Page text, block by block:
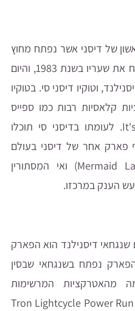
של דיסני אשר נפתח מחוץ
לגבולות ארצות הברית. הוא פתח את שעריו בשנת 1983, והיום
וטוקיו דיסני סי. בטוקיו
קלאסיות רבות כמו ספייס
מאונטיין ו- It's a Small World. לעומתו בדיסני סי תוכלו
פארק אחר של דיסני בעולם
כגון לגונת בנות הים (Mermaid Lagoon) ואי המסתורין
שנגחאי דיסנילנד הוא הפארק
נפתח בשנגחאי שבסין
כמה מהאטרקציות המרשימות
והטכנולוגיות ביותר שיש לדיסני; Tron Lightcycle Power Run